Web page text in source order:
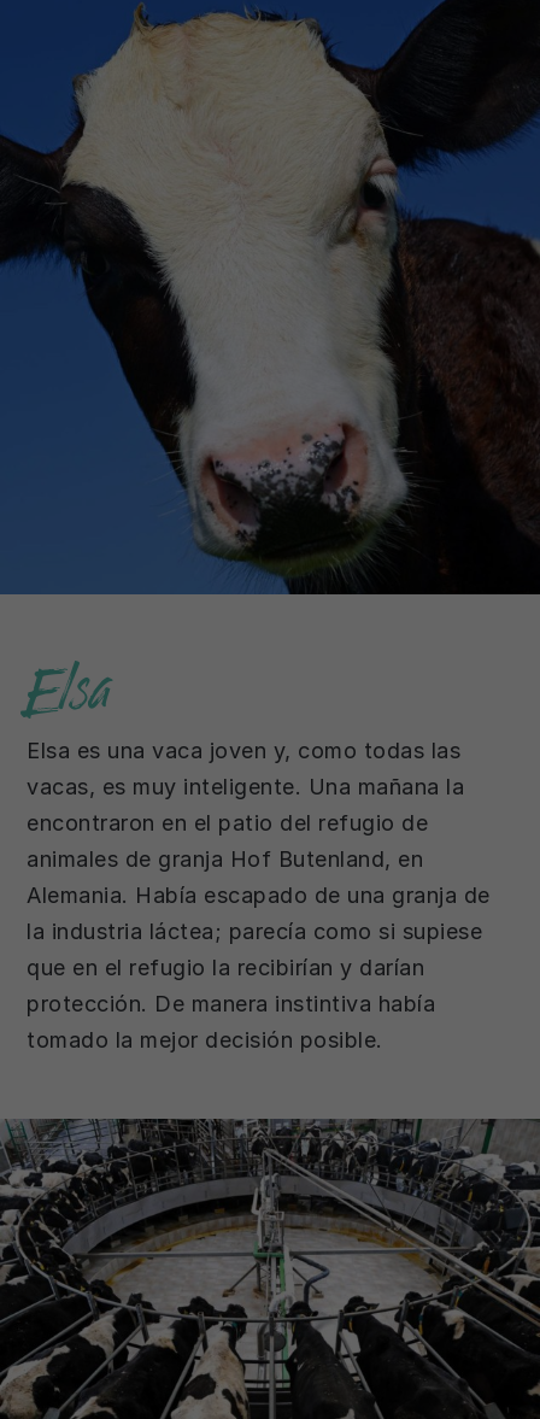
Elsa
Elsa es una vaca joven y, como todas las
vacas, es muy inteligente. Una mañana la
encontraron en el patio del refugio de
animales de granja Hof Butenland, en
Alemania. Había escapado de una granja de
la industria láctea; parecía como si supiese
que en el refugio la recibirían y darían
protección. De manera instintiva había
tomado la mejor decisión posible.